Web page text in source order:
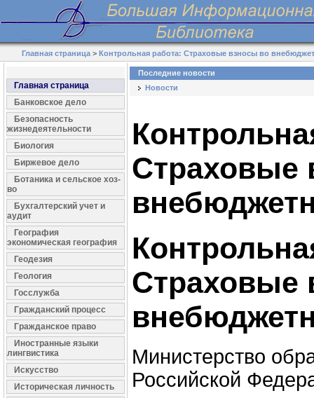
Главная страница >Контрольная работа: Страховые взносы во
Главная страница
Банковское дело
Безопасность
жизнедеятельности
Биология
Биржевое дело
Ботаника и сельское хоз-
во
Бухгалтерский учет и
аудит
География
экономическая география
Геодезия
Геология
Госслужба
Гражданский процесс
Гражданское право
Иностранные языки
лингвистика
Искусство
Историческая личность
Последние новости
Новости
Страховые
Страховые
Министерство
Российской